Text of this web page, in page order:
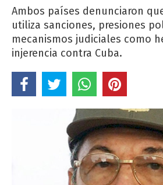
Ambos países denunciaron
utiliza sanciones, presiones
mecanismos judiciales como
injerencia contra Cuba.